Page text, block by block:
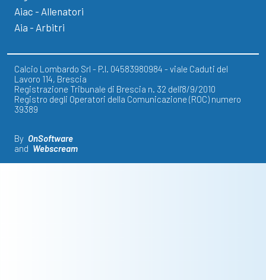
Aiac - Allenatori
Aia - Arbitri
Calcio Lombardo Srl - P.I. 04583980984 - viale Caduti del
Lavoro 114, Brescia
Registrazione Tribunale di Brescia n. 32 dell'8/9/2010
Registro degli Operatori della Comunicazione (ROC) numero
39389
By OnSoftware
and Webscream